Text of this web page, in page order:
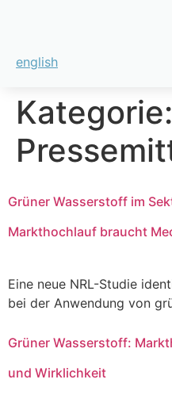
english
Kategorie:
Grüner Wasserstoff im
Markthochlauf braucht
Eine neue NRL-Studie
bei der Anwendung von
Grüner Wasserstoff:
und Wirklichkeit